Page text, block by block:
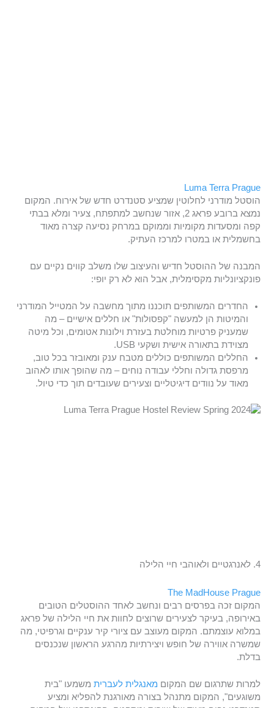
Luma Terra Prague
הוסטל מודרני לחלוטין שמציע סטנדרט חדש של אירוח. המקום
נמצא ברובע פראג 2, אזור שנחשב למתפתח, צעיר ומלא בבתי
קפה ומסעדות מקומיות וממוקם במרחק נסיעה קצרה מאוד
בחשמלית או במטרו למרכז העתיק.
המבנה של ההוסטל חדיש והעיצוב שלו משלב קווים נקיים עם
פונקציונליות מקסימלית, אבל הוא לא רק יופי:
החדרים המשותפים תוכננו מתוך מחשבה על המטייל המודרני
והמיטות הן למעשה "קפסולות" או חללים אישיים – מה
שמעניק פרטיות מוחלטת בעזרת וילונות אטומים, וכל מיטה
מצוידת בתאורה אישית ושקעי USB.
החללים המשותפים כוללים מטבח ענק ומאובזר בכל טוב,
מרפסת גדולה וחללי עבודה נוחים – מה שהופך אותו לאהוב
מאוד על נוודים דיגיטליים וצעירים שעובדים תוך כדי טיול.
4. לאנרגטיים ולאוהבי חיי הלילה
The MadHouse Prague
המקום זכה בפרסים רבים ונחשב לאחד ההוסטלים הטובים
באירופה, בעיקר לצעירים שרוצים לחוות את חיי הלילה של פראג
במלוא עוצמתם. המקום מעוצב עם ציורי קיר ענקיים וגרפיטי, מה
שמשרה אווירה של חופש ויצירתיות מהרגע הראשון שנכנסים
בדלת.
למרות שתרגום שם המקום מאנגלית לעברית משמעו "בית
משוגעים", המקום מתנהל בצורה מאורגנת להפליא ומציע